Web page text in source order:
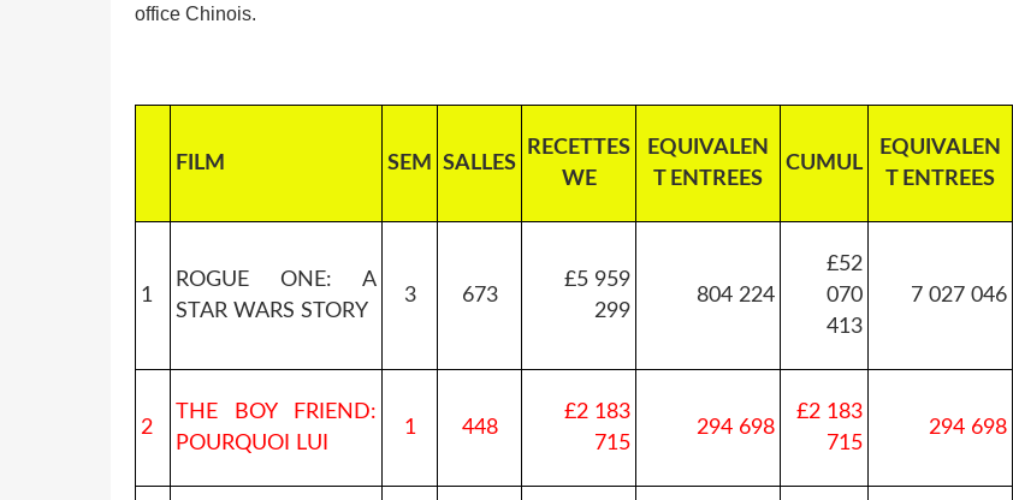
office Chinois.
FILM SEM SALLES
RECETTES
WE
EQUIVALEN
T ENTREES
CUMUL
EQUIVALEN
T ENTREES
1
ROGUE ONE: A
STAR WARS STORY
3 673
£5 959
299
804 224
£52
070
413
7 027 046
2
THE BOY FRIEND:
POURQUOI LUI
1 448
£2 183
715
294 698
£2 183
715
294 698